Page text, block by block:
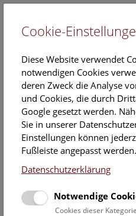
Informationen zu Gruppen,-
Schulprogrammen finden Sie
Datumsfilter
Cookie-
Diese Website verwendet
notwendigen Cookies
deren Zweck die Analyse
und Cookies, die durch
Google gesetzt werden.
Sie in unserer
Einstellungen können
Fußleiste angepasst werden.
Datenschutzerklärung
Notwendige
Cookies dieser